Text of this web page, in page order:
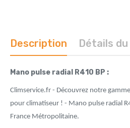
Description Détails
Mano pulse radial R410 BP :
Climservice.fr - Découvrez notre
pour climatiseur ! - Mano pulse radial
France Métropolitaine.